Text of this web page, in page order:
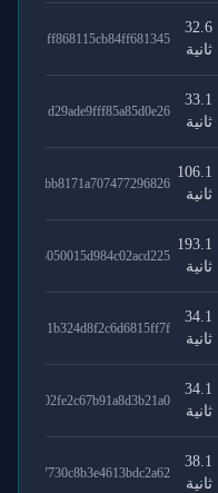
32.6
ثانية
ff868115cb84ff681345
33.1
ثانية
d29ade9fff85a85d0e26
106.1
ثانية
3bb8171a707477296826
193.1
ثانية
3050015d984c02acd225
34.1
ثانية
1b324d8f2c6d6815ff7f
34.1
ثانية
02fe2c67b91a8d3b21a0
38.1
ثانية
7730c8b3e4613bdc2a62